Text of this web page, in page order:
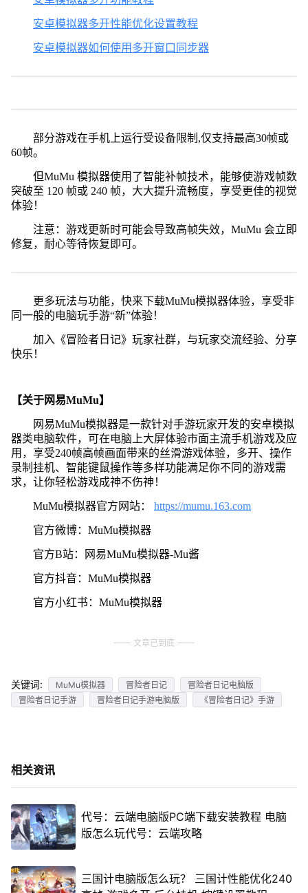
安卓模拟器多开性能优化设置教程
安卓模拟器如何使用多开窗口同步器
部分游戏在手机上运行受设备限制,仅支持最高30帧或
60帧。
但MuMu 模拟器使用了智能补帧技术，能够使游戏帧数
突破至 120 帧或 240 帧，大大提升流畅度，享受更佳的视觉
体验！
注意：游戏更新时可能会导致高帧失效，MuMu 会立即
修复，耐心等待恢复即可。
更多玩法与功能，快来下载MuMu模拟器体验，享受非
同一般的电脑玩手游“新”体验！
加入《冒险者日记》玩家社群，与玩家交流经验、分享
快乐！
【关于网易MuMu】
网易MuMu模拟器是一款针对手游玩家开发的安卓模拟
器类电脑软件，可在电脑上大屏体验市面主流手机游戏及应
用，享受240帧高帧画面带来的丝滑游戏体验，多开、操作
录制挂机、智能键鼠操作等多样功能满足你不同的游戏需
求，让你轻松游戏成神不伤神！
MuMu模拟器官方网站： https://mumu.163.com
官方微博：MuMu模拟器
官方B站：网易MuMu模拟器-Mu酱
官方抖音：MuMu模拟器
官方小红书：MuMu模拟器
文章已到底
关键词: MuMu模拟器 冒险者日记
冒险者日记电脑版
冒险者日记手游
冒险者日记手游电脑版 《冒险者日记》手游
相关资讯
代号：云端电脑版PC端下载安装教程 电脑
版怎么玩代号：云端攻略
三国计电脑版怎么玩？ 三国计性能优化240